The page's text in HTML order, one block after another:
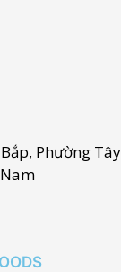
Phường Tây